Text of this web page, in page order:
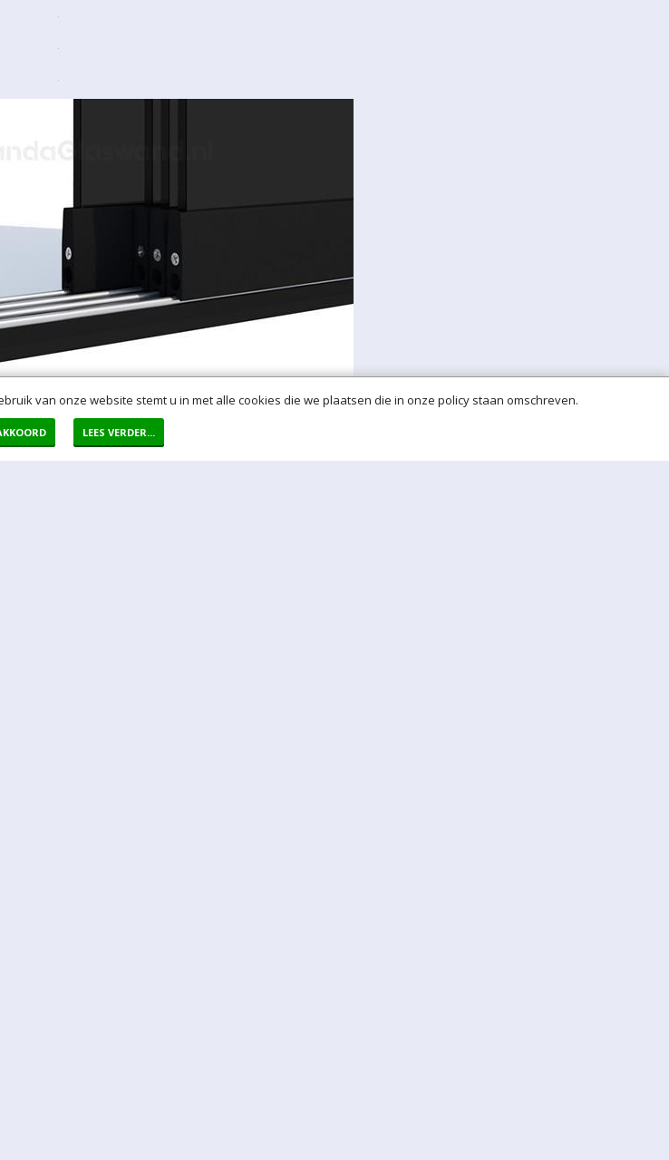
van onze website stemt u in met alle cookies die we plaatsen die in onze policy staan omschreven.
LEES VERDER...